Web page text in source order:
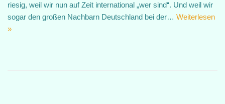
riesig, weil wir nun auf Zeit international „wer sind“. Und weil wir
sogar den großen Nachbarn Deutschland bei der… Weiterlesen
»